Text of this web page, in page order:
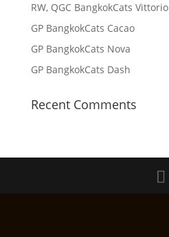
RW, QGC BangkokCats Vittorio
GP BangkokCats Cacao
GP BangkokCats Nova
GP BangkokCats Dash
Recent Comments